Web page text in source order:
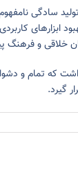
سادگی
ابزارهای
خلاقی و فرهنگ
که تمام و
گیرد.